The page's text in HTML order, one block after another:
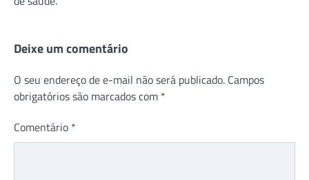
Deixe um comentário
O seu endereço de e-mail não será publicado. Campos
obrigatórios são marcados com *
Comentário *